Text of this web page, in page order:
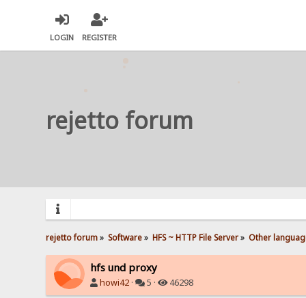
LOGIN REGISTER
rejetto forum
rejetto forum» Software» HFS ~ HTTP File Server» Other
hfs und proxy
howi42 · 5 · 46298